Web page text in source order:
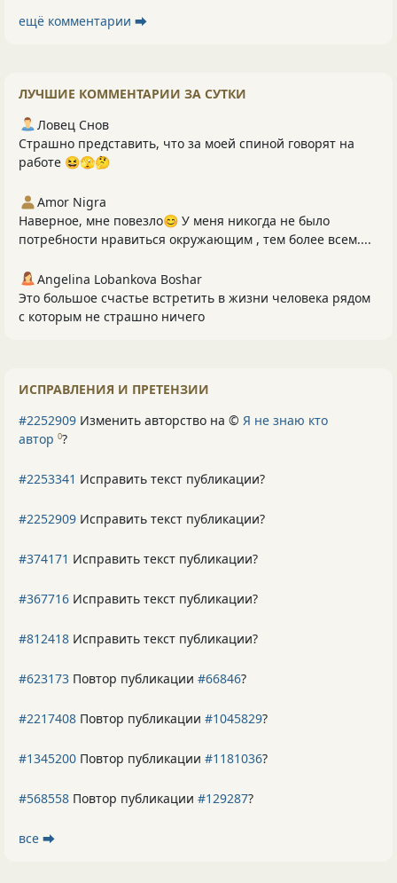
ещё комментарии ⮕
ЛУЧШИЕ КОММЕНТАРИИ ЗА СУТКИ
Ловец Снов
Страшно представить, что за моей спиной говорят на
работе 😆🫣🤔
Amor Nigra
Наверное, мне повезло😊 У меня никогда не было
потребности нравиться окружающим , тем более всем....
Angelina Lobankova Boshar
Это большое счастье встретить в жизни человека рядом
с которым не страшно ничего
ИСПРАВЛЕНИЯ И ПРЕТЕНЗИИ
#2252909 Изменить авторство на © Я не знаю кто
автор 0?
#2253341 Исправить текст публикации?
#2252909 Исправить текст публикации?
#374171 Исправить текст публикации?
#367716 Исправить текст публикации?
#812418 Исправить текст публикации?
#623173 Повтор публикации #66846?
#2217408 Повтор публикации #1045829?
#1345200 Повтор публикации #1181036?
#568558 Повтор публикации #129287?
все ⮕